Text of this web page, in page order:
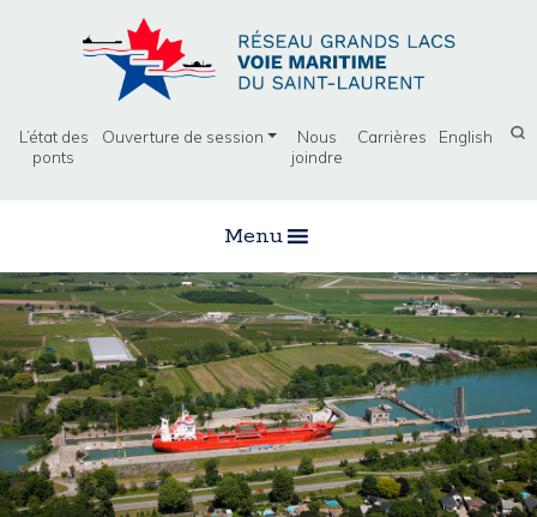
L’état des
ponts
Ouverture de session
Nous
joindre
Carrières English
Menu